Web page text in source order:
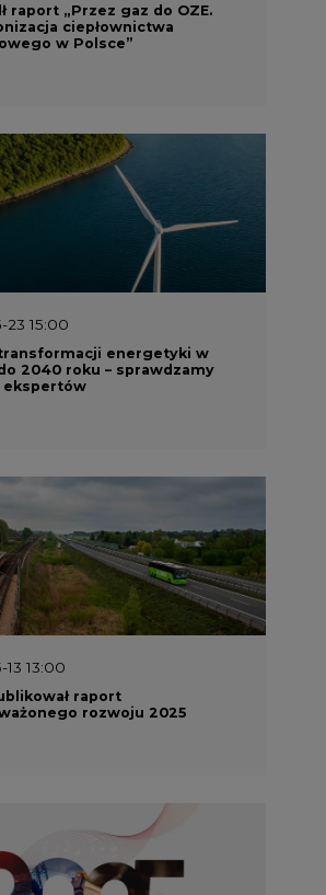
raport „Przez gaz do OZE.
ciepłownictwa
w Polsce”
23 15:00
energetyki w
2040 roku – sprawdzamy
ekspertów
13:00
raport
rozwoju 2025